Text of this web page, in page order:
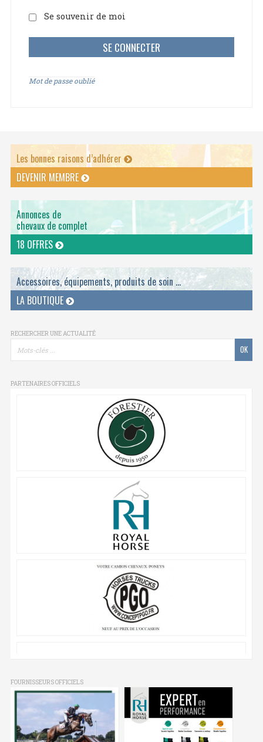
Se souvenir de moi
Mot de passe oublié
Les bonnes raisons d’adhérer
DEVENIR MEMBRE
Annonces de
chevaux de complet
18 OFFRES
Accessoires, équipements, produits de soin ...
LA BOUTIQUE
RECHERCHER UNE ACTUALITÉ
PARTENAIRES OFFICIELS
FOURNISSEURS OFFICIELS